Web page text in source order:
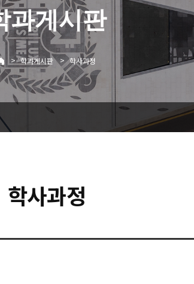
과게시판
> 학과게시판 > 학사과정
학사과정